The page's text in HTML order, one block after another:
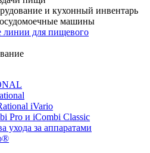
и кухонный инвентарь
машины
линии для пищевого
iVario
Pro и iCombi Classic
ухода за аппаратами